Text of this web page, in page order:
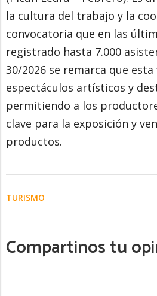
la cultura del trabajo y la
convocatoria que en las
registrado hasta 7.000
30/2026 se remarca que
espectáculos artísticos y
permitiendo a los
clave para la exposición y
productos.
TURISMO
Compartinos tu